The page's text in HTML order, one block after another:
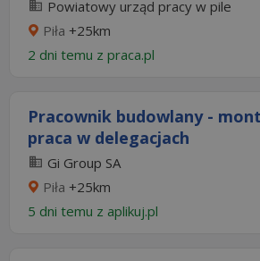
Powiatowy urząd pracy w pile
Piła +25km
2 dni temu z praca.pl
Pracownik budowlany -
praca w delegacjach
Gi Group SA
Piła +25km
5 dni temu z aplikuj.pl